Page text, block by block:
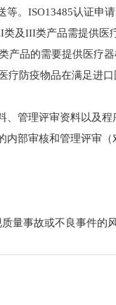
。ISO13485认证申
及III类产品需提供医
品的需要提供医疗器
防疫物品在满足进
管理评审资料以及程
部审核和管理评审
量事故或不良事件的风